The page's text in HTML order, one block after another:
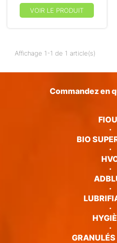
VOIR LE PRODUIT
Affichage 1-1 de 1 article(s)
Commandez en
·
BIO
·
·
·
·
·
GRANULÉS